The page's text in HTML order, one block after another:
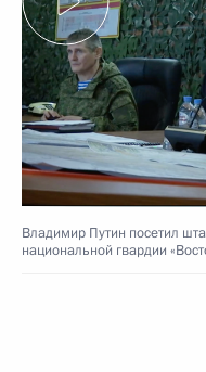
Владимир Путин посетил
национальной гвардии